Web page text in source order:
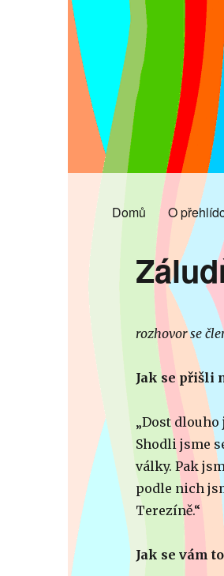
Domů O
rozhovor se
Jak se přišli
„Dost
Shodli jsme
války. Pak
podle nich
Terezíně.“
Jak se vám